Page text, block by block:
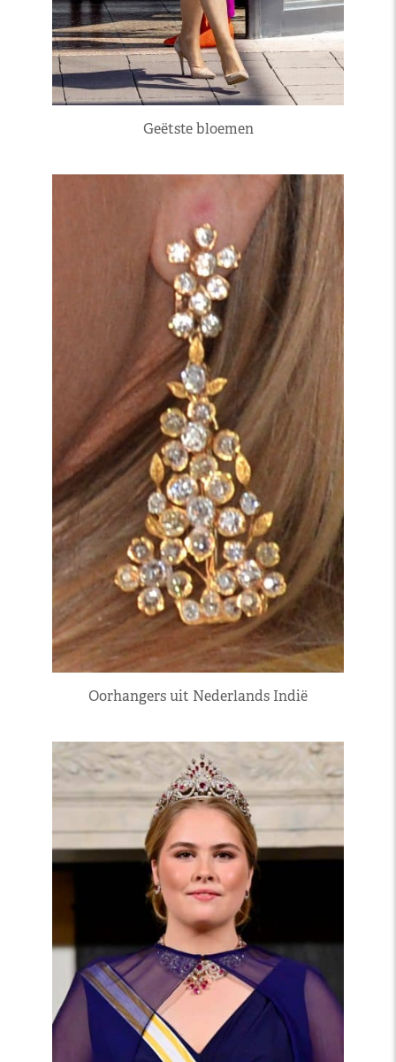
Geëtste bloemen
Oorhangers uit Nederlands Indië